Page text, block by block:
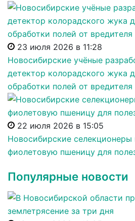
23 июля 2026 в 11:28
Новосибирские учёные
детектор колорадского жука
обработки полей от вредителя
22 июля 2026 в 15:05
Новосибирские
фиолетовую пшеницу для
Популярные новости